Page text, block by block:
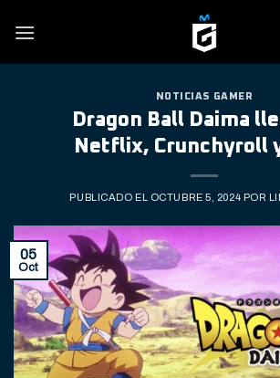
NOTICIAS GAMER
Dragon Ball Daima
Netflix, Crunchyroll
PUBLICADO EL OCTUBRE 5, 2024 POR
05
Oct